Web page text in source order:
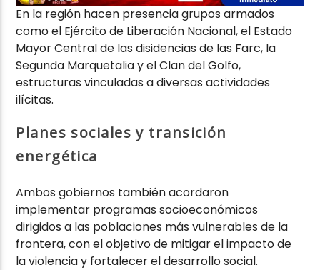
En la región hacen presencia grupos armados
como el Ejército de Liberación Nacional, el Estado
Mayor Central de las disidencias de las Farc, la
Segunda Marquetalia y el Clan del Golfo,
estructuras vinculadas a diversas actividades
ilícitas.
Planes sociales y transición
energética
Ambos gobiernos también acordaron
implementar programas socioeconómicos
dirigidos a las poblaciones más vulnerables de la
frontera, con el objetivo de mitigar el impacto de
la violencia y fortalecer el desarrollo social.